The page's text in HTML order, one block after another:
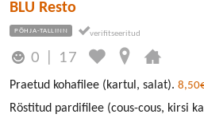
BLU Resto
PÕHJA-TALLINN
0 17
Praetud kohafilee (kartul, salat).
Röstitud pardifilee (cous-cous, kirsi